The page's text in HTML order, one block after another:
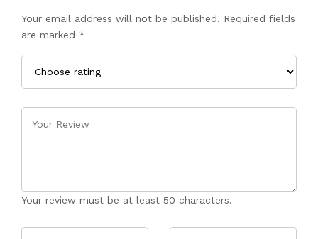
Your email address will not be published. Required fields
are marked *
Your review must be at least 50 characters.